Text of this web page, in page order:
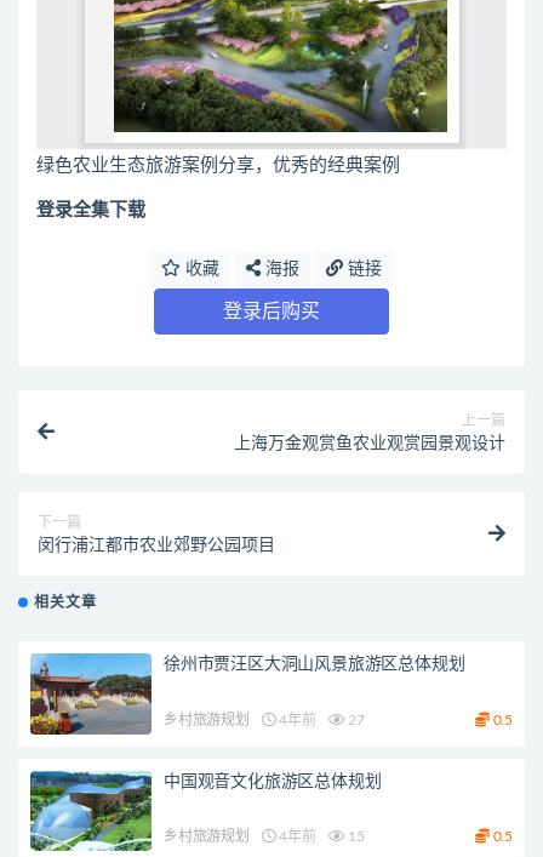
绿色农业生态旅游案例分享，优秀的经典案例
登录全集下载
收藏 海报 链接
登录后购买
上一篇
上海万金观赏鱼农业观赏园景观设计
下一篇
闵行浦江都市农业郊野公园项目
相关文章
徐州市贾汪区大洞山风景旅游区总体规划
乡村旅游规划 4年前 27 0.5
中国观音文化旅游区总体规划
乡村旅游规划 4年前 15 0.5